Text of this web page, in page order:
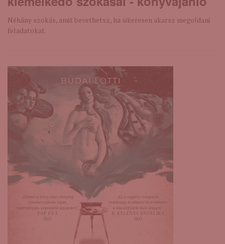
Néhány szokás, amit bevethetsz, ha sikeresen akarsz megoldani
feladatokat.